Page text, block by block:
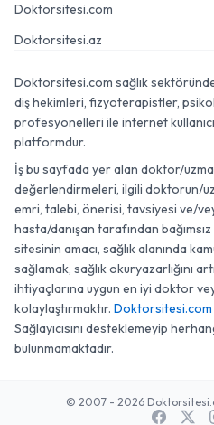
Doktorsitesi.com
Doktorsitesi.az
Doktorsitesi.com sağlık
diş hekimleri, fizyoterapistler,
profesyonelleri ile internet
platformdur.
İş bu sayfada yer alan doktor/
değerlendirmeleri, ilgili doktorun/
emri, talebi, önerisi, tavsiyesi ve/
hasta/danışan tarafından
sitesinin amacı, sağlık alanında
sağlamak, sağlık okuryazarlığını
ihtiyaçlarına uygun en iyi doktor
kolaylaştırmaktır. Doktorsitesi.com
Sağlayıcısını desteklemeyip
bulunmamaktadır.
© 2007 - 2026